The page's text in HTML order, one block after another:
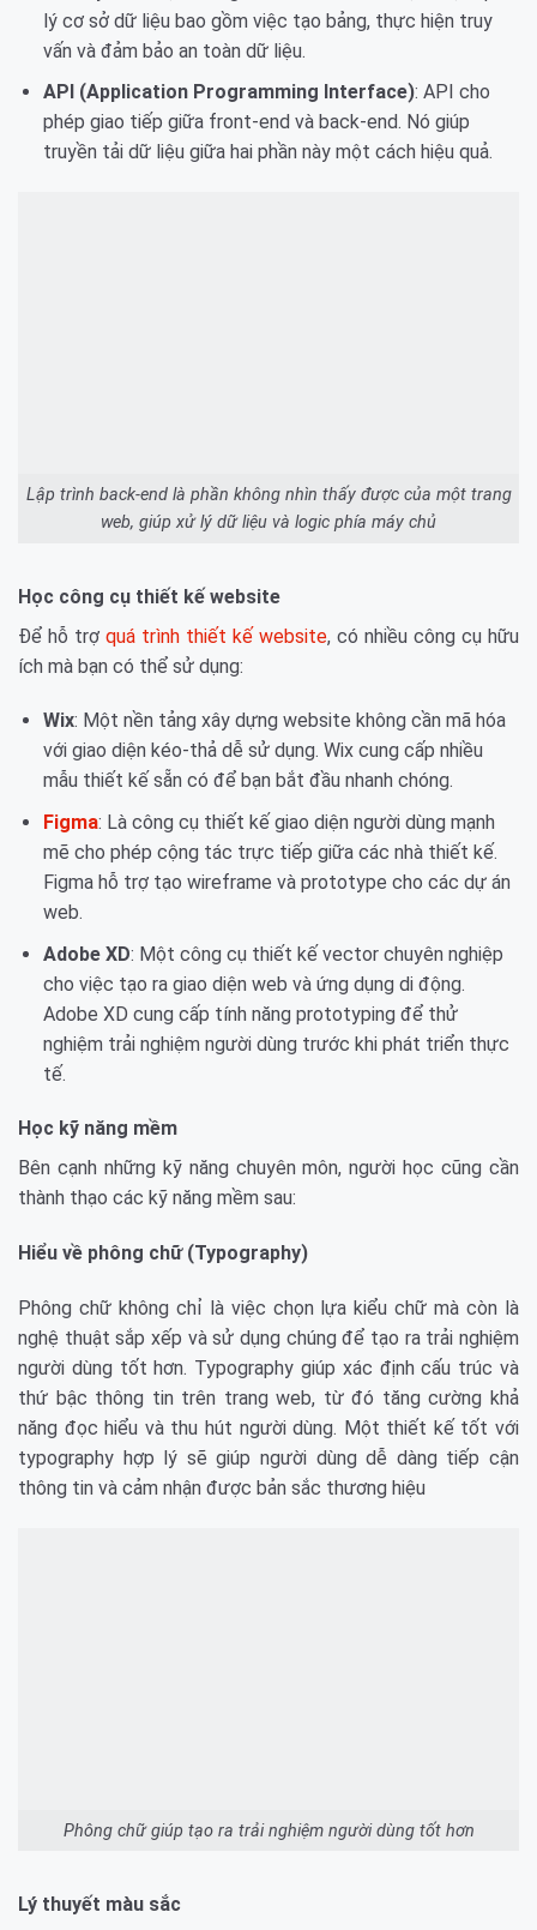
lý cơ sở dữ liệu bao gồm việc tạo bảng, thực hiện truy
vấn và đảm bảo an toàn dữ liệu.
API (Application Programming Interface): API cho
phép giao tiếp giữa front-end và back-end. Nó giúp
truyền tải dữ liệu giữa hai phần này một cách hiệu quả.
Lập trình back-end là phần không nhìn thấy được của một trang
web, giúp xử lý dữ liệu và logic phía máy chủ
Học công cụ thiết kế website
Để hỗ trợ quá trình thiết kế website, có nhiều công cụ hữu
ích mà bạn có thể sử dụng:
Wix: Một nền tảng xây dựng website không cần mã hóa
với giao diện kéo-thả dễ sử dụng. Wix cung cấp nhiều
mẫu thiết kế sẵn có để bạn bắt đầu nhanh chóng.
Figma: Là công cụ thiết kế giao diện người dùng mạnh
mẽ cho phép cộng tác trực tiếp giữa các nhà thiết kế.
Figma hỗ trợ tạo wireframe và prototype cho các dự án
web.
Adobe XD: Một công cụ thiết kế vector chuyên nghiệp
cho việc tạo ra giao diện web và ứng dụng di động.
Adobe XD cung cấp tính năng prototyping để thử
nghiệm trải nghiệm người dùng trước khi phát triển thực
tế.
Học kỹ năng mềm
Bên cạnh những kỹ năng chuyên môn, người học cũng cần
thành thạo các kỹ năng mềm sau:
Hiểu về phông chữ (Typography)
Phông chữ không chỉ là việc chọn lựa kiểu chữ mà còn là
nghệ thuật sắp xếp và sử dụng chúng để tạo ra trải nghiệm
người dùng tốt hơn. Typography giúp xác định cấu trúc và
thứ bậc thông tin trên trang web, từ đó tăng cường khả
năng đọc hiểu và thu hút người dùng. Một thiết kế tốt với
typography hợp lý sẽ giúp người dùng dễ dàng tiếp cận
thông tin và cảm nhận được bản sắc thương hiệu
Phông chữ giúp tạo ra trải nghiệm người dùng tốt hơn
Lý thuyết màu sắc